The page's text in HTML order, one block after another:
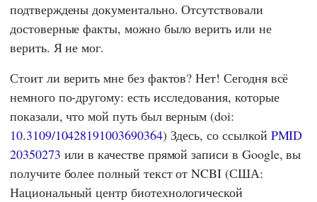
подтверждены документально. Отсутствовали
достоверные факты, можно было верить или не
верить. Я не мог.
Стоит ли верить мне без фактов? Нет! Сегодня всё
немного по-другому: есть исследования, которые
показали, что мой путь был верным (doi:
10.3109/10428191003690364) Здесь, со ссылкой PMID
20350273 или в качестве прямой записи в Google, вы
получите более полный текст от NCBI (США:
Национальный центр биотехнологической